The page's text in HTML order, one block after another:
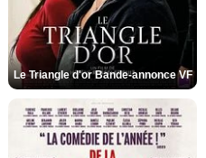
Le Triangle d'or Bande-annonce VF